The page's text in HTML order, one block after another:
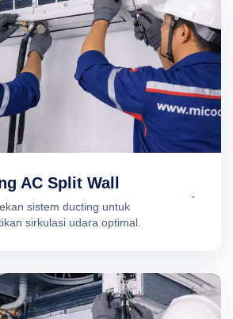
AC Split Wall
sistem ducting untuk
sirkulasi udara optimal.